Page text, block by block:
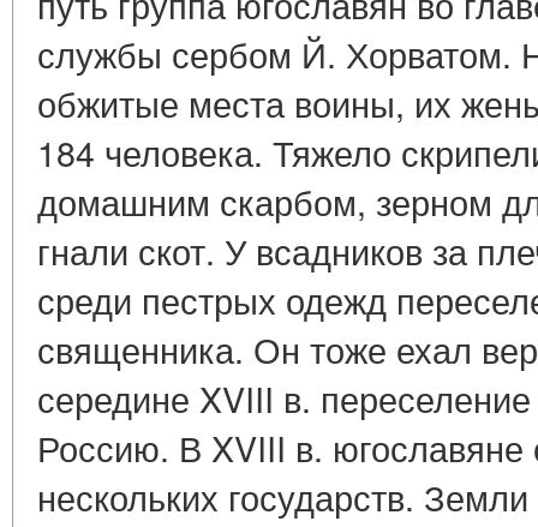
службы сербом Й. Хорватом.
обжитые места воины, их
184 человека. Тяжело
домашним скарбом, зерном
гнали скот. У всадников за
среди пестрых одежд
священника. Он тоже ехал
середине XVIII в.
Россию. В XVIII в. югославяне
нескольких государств.